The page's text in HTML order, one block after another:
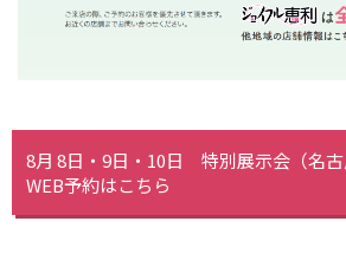
8月 8日・9日・10日 特別展示会（名古
WEB予約はこちら